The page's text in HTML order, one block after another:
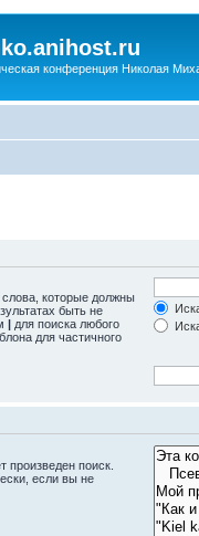
конференция Николая
слова, которые должны
быть не
| для поиска любого
для частичного
поиск.
если вы не